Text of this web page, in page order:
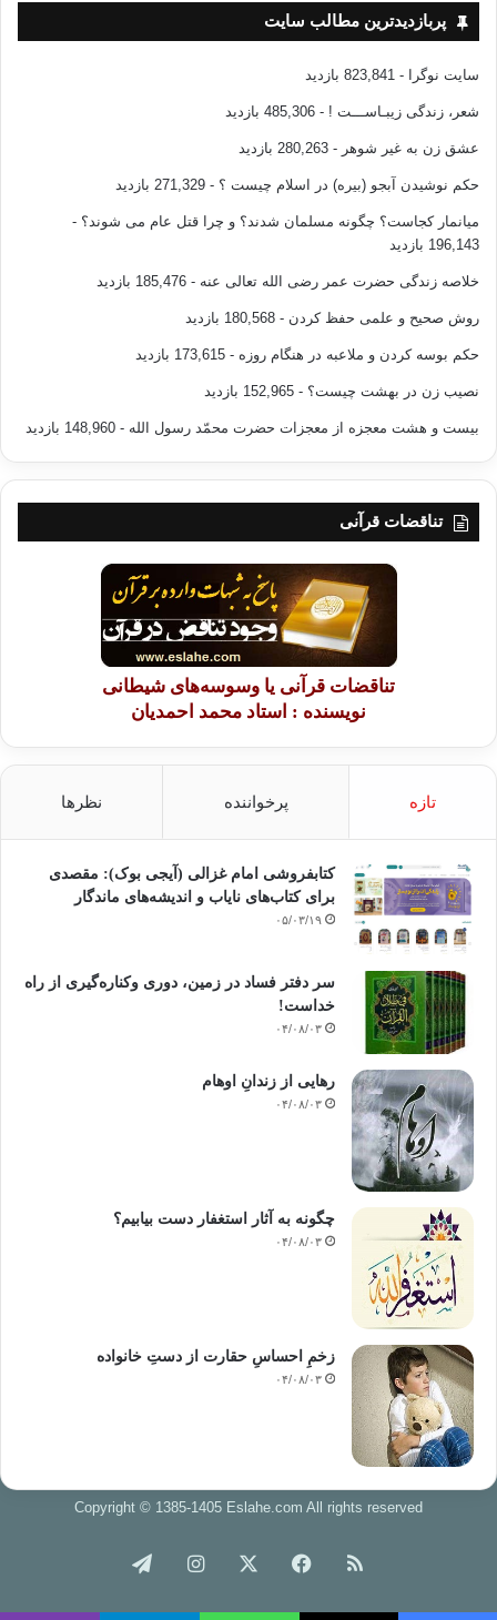
پربازدیدترین مطالب سایت
سایت نوگرا - 823,841 بازدید
شعر، زندگی زیبـاســـت ! - 485,306 بازدید
عشق زن به غیر شوهر - 280,263 بازدید
حکم نوشیدن آبجو (بیره) در اسلام چیست ؟ - 271,329 بازدید
میانمار کجاست؟ چگونه مسلمان شدند؟ و چرا قتل عام می شوند؟ -
196,143 بازدید
خلاصه زندگی حضرت عمر رضی الله تعالی عنه - 185,476 بازدید
روش صحیح و علمی حفظ کردن - 180,568 بازدید
حکم بوسه کردن و ملاعبه در هنگام روزه - 173,615 بازدید
نصیب زن در بهشت چیست؟ - 152,965 بازدید
بیست و هشت معجزه از معجزات حضرت محمّد رسول الله - 148,960 بازدید
تناقضات قرآنی
تناقضات قرآنی یا وسوسه‌های شیطانی
نویسنده : استاد محمد احمدیان
تازه پرخواننده نظرها
کتابفروشی امام غزالی (آیجی بوک): مقصدی
برای کتاب‌های نایاب و اندیشه‌های ماندگار
۰۵/۰۳/۱۹
سر دفتر فساد در زمین‌، دوری وکناره‌گیری از راه
خداست‌!
۰۴/۰۸/۰۳
رهایی از زندانِ اوهام
۰۴/۰۸/۰۳
چگونه به آثار استغفار دست بیابیم؟
۰۴/۰۸/۰۳
زخمِ احساسِ حقارت از دستِ خانواده
۰۴/۰۸/۰۳
Copyright © 1385-1405 Eslahe.com All rights reserved
خوراک فیس اینستاگرام